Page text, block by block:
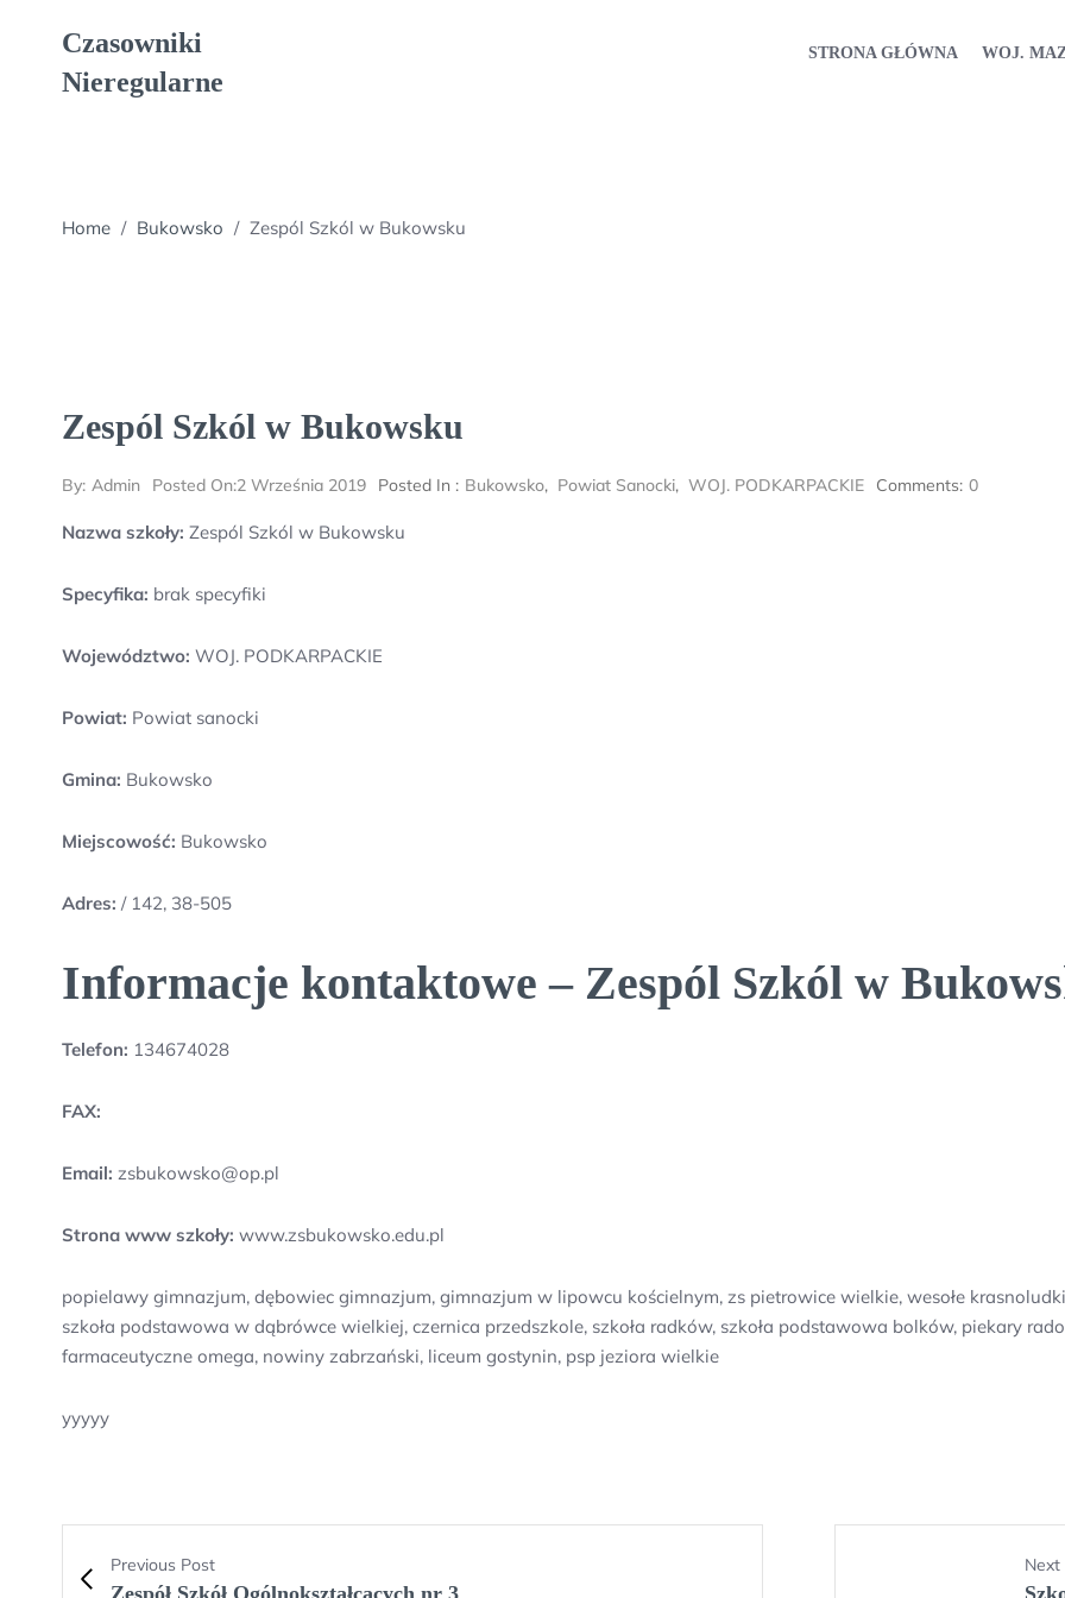
Czasowniki
Nieregularne
STRONA GŁÓWNA WOJ.
Home / Bukowsko / Zespól Szkól w Bukowsku
Zespól Szkól w Bukowsku
By: Admin Posted On:2 Września 2019 Posted In : Bukowsko, Powiat Sanocki, WOJ. PODKARPACKIE Comments: 0
Nazwa szkoły: Zespól Szkól w Bukowsku
Specyfika: brak specyfiki
Województwo: WOJ. PODKARPACKIE
Powiat: Powiat sanocki
Gmina: Bukowsko
Miejscowość: Bukowsko
Adres: / 142, 38-505
Informacje kontaktowe – Zespól Szkól w
Telefon: 134674028
FAX:
Email: zsbukowsko@op.pl
Strona www szkoły: www.zsbukowsko.edu.pl
popielawy gimnazjum, dębowiec gimnazjum, gimnazjum w lipowcu kościelnym, zs pietrowice wielkie, wesołe
szkoła podstawowa w dąbrówce wielkiej, czernica przedszkole, szkoła radków, szkoła podstawowa bolków, piekary
farmaceutyczne omega, nowiny zabrzański, liceum gostynin, psp jeziora wielkie
yyyyy
Previous Post
Zespół Szkół Ogólnokształcących nr 3
Next